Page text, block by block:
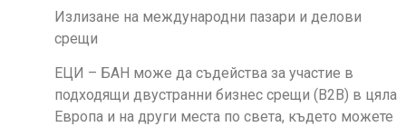
Излизане на международни пазари и делови
срещи
ЕЦИ – БАН може да съдейства за участие в
подходящи двустранни бизнес срещи (B2B) в цяла
Европа и на други места по света, където можете